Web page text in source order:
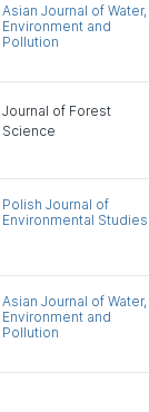
Asian Journal of Water,
Environment and
Pollution
Journal of Forest
Science
Polish Journal of
Environmental Studies
Asian Journal of Water,
Environment and
Pollution